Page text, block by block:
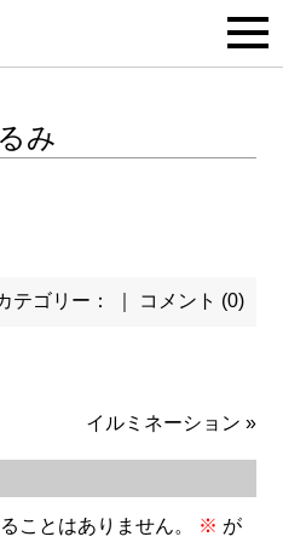
み
テゴリー： ｜ コメント (0)
イルミネーション »
ことはありません。 ※ が